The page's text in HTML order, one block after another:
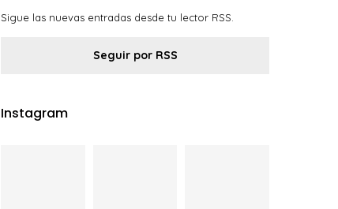
Sigue las nuevas entradas desde tu lector RSS.
Seguir por RSS
Instagram